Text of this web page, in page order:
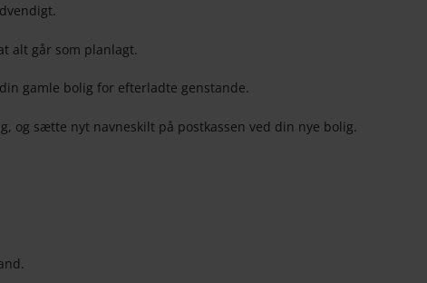
alt går som planlagt.
gamle bolig for efterladte genstande.
og sætte nyt navneskilt på postkassen ved din nye bolig.